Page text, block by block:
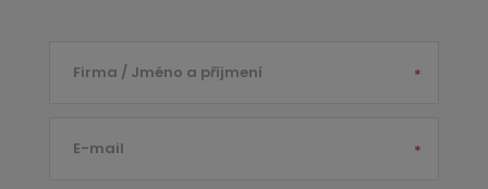
Firma / Jméno a příjmení *
E-mail *